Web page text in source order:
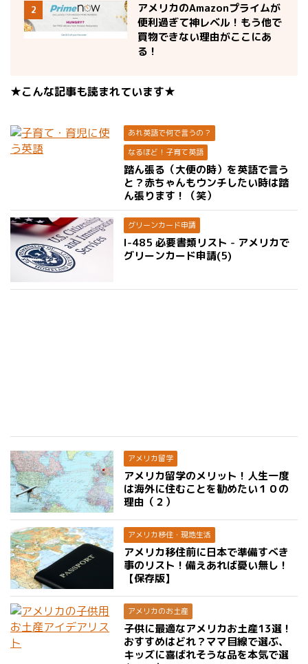
2
アメリカのAmazonプライムが
便利過ぎて神レベル！もう他で
買物できない理由がここにあ
る！
★こんな記事も読まれています★
あれ英語で何で言うの？
なるほど！子育て英語
踏ん張る（大便の時）を英語で言う
と？赤ちゃんもウンチしたい時は踏
ん張ります！（笑）
グリーンカード申請
I-485 必要書類リスト - アメリカで
グリーンカード申請(5)
アメリカ留学
アメリカ留学のメリット！人生一度
は海外に住むことを勧めたい１０の
理由（２）
アメリカ移住・現地生活
アメリカ移住前に日本で準備すべき
事のリスト！備えあれば憂い無し！
【保存版】
アメリカのお土産
子供に最適なアメリカお土産13選！
おすすめはどれ？ママ目線で選ぶ、
キッズに喜ばれそうな品を本気で選